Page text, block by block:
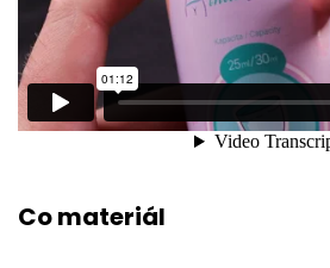
Co materiál